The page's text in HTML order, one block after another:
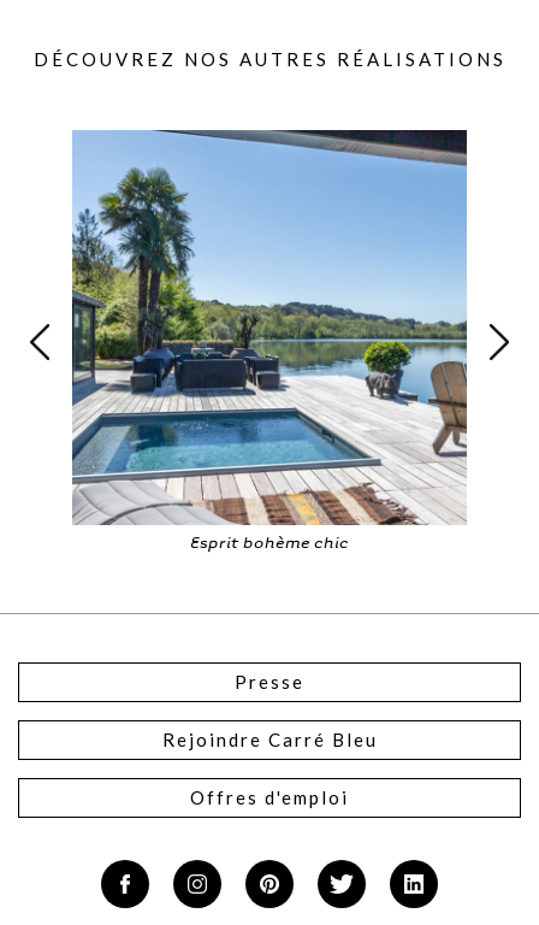
DÉCOUVREZ NOS AUTRES RÉALISATIONS
Esprit bohème chic
Presse
Rejoindre Carré Bleu
Offres d'emploi